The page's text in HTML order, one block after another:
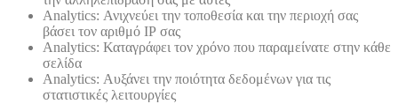
Analytics: Ανιχνεύει την τοποθεσία και την περιοχή σας
βάσει τον αριθμό ΙΡ σας
Analytics: Καταγράφει τον χρόνο που παραμείνατε στην κάθε
σελίδα
Analytics: Αυξάνει την ποιότητα δεδομένων για τις
στατιστικές λειτουργίες